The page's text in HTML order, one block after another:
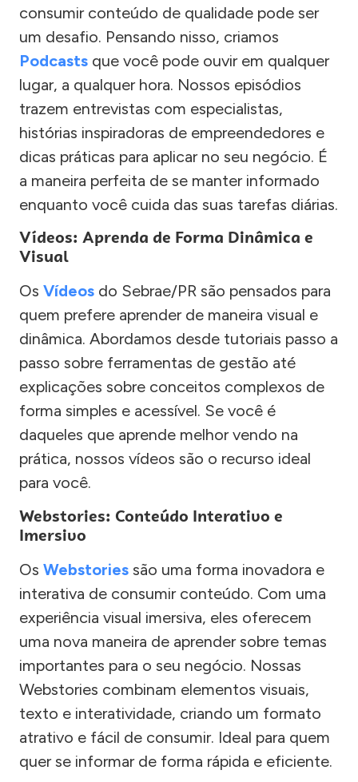
consumir conteúdo de qualidade pode ser
um desafio. Pensando nisso, criamos
Podcasts que você pode ouvir em qualquer
lugar, a qualquer hora. Nossos episódios
trazem entrevistas com especialistas,
histórias inspiradoras de empreendedores e
dicas práticas para aplicar no seu negócio. É
a maneira perfeita de se manter informado
enquanto você cuida das suas tarefas diárias.
Vídeos: Aprenda de Forma Dinâmica e
Visual
Os Vídeos do Sebrae/PR são pensados para
quem prefere aprender de maneira visual e
dinâmica. Abordamos desde tutoriais passo a
passo sobre ferramentas de gestão até
explicações sobre conceitos complexos de
forma simples e acessível. Se você é
daqueles que aprende melhor vendo na
prática, nossos vídeos são o recurso ideal
para você.
Webstories: Conteúdo Interativo e
Imersivo
Os Webstories são uma forma inovadora e
interativa de consumir conteúdo. Com uma
experiência visual imersiva, eles oferecem
uma nova maneira de aprender sobre temas
importantes para o seu negócio. Nossas
Webstories combinam elementos visuais,
texto e interatividade, criando um formato
atrativo e fácil de consumir. Ideal para quem
quer se informar de forma rápida e eficiente.